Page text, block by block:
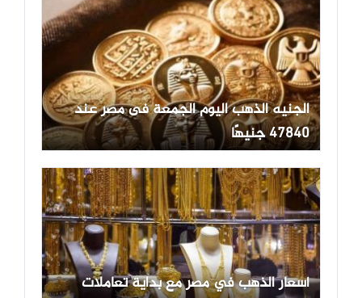
الجنيه الذهب اليوم الجمعة فى مصر عند
47840 جنيهًا
أسعار الذهب في مصر مع بداية تعاملات